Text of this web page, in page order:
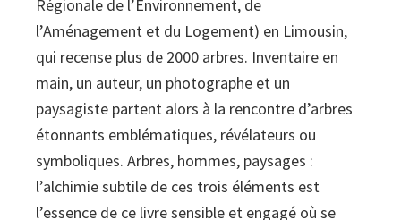
Régionale de l’Environnement, de
l’Aménagement et du Logement) en Limousin,
qui recense plus de 2000 arbres. Inventaire en
main, un auteur, un photographe et un
paysagiste partent alors à la rencontre d’arbres
étonnants emblématiques, révélateurs ou
symboliques. Arbres, hommes, paysages :
l’alchimie subtile de ces trois éléments est
l’essence de ce livre sensible et engagé où se